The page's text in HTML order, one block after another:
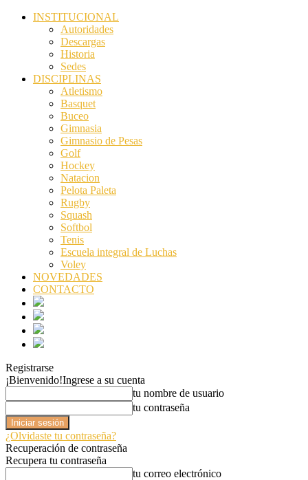
INSTITUCIONAL
Autoridades
Descargas
Historia
Sedes
DISCIPLINAS
Atletismo
Basquet
Buceo
Gimnasia
Gimnasio de Pesas
Golf
Hockey
Natacion
Pelota Paleta
Rugby
Squash
Softbol
Tenis
Escuela integral de Luchas
Voley
NOVEDADES
CONTACTO
Registrarse
¡Bienvenido!Ingrese a su cuenta
tu nombre de usuario
tu contraseña
¿Olvidaste tu contraseña?
Recuperación de contraseña
Recupera tu contraseña
tu correo electrónico